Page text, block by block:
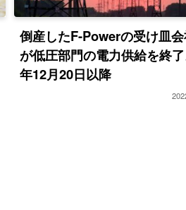
倒産したF-Powerの受け皿
が低圧部門の電力供給を終
年12月20日以降